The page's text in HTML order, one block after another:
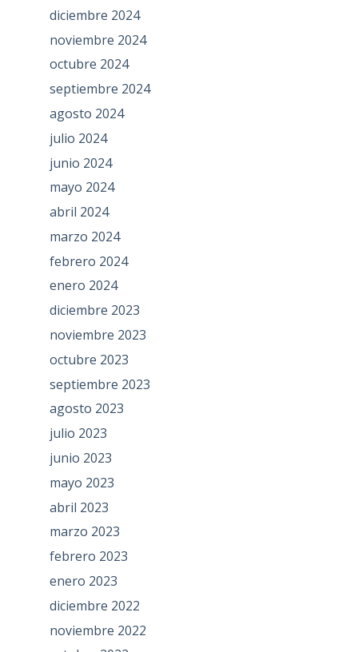
diciembre 2024
noviembre 2024
octubre 2024
septiembre 2024
agosto 2024
julio 2024
junio 2024
mayo 2024
abril 2024
marzo 2024
febrero 2024
enero 2024
diciembre 2023
noviembre 2023
octubre 2023
septiembre 2023
agosto 2023
julio 2023
junio 2023
mayo 2023
abril 2023
marzo 2023
febrero 2023
enero 2023
diciembre 2022
noviembre 2022